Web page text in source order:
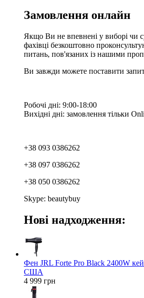
Замовлення онлайн
Якщо Ви не впевнені у виборі чи
фахівці безкоштовно
питань, пов'язаних із нашими
Ви завжди можете поставити
Робочі дні: 9:00-18:00
Вихідні дні: замовлення тільки
+38 093 0386262
+38 097 0386262
+38 050 0386262
Skype: beautybuy
Нові надходження:
Фен JRL Forte Pro Black 2400W
США
4 999 грн